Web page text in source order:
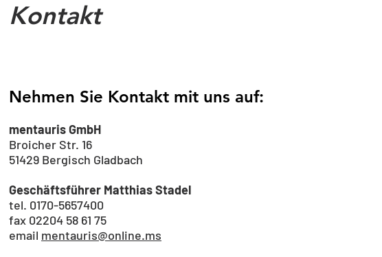
Kontakt
Nehmen Sie Kontakt mit uns auf:
mentauris GmbH
Broicher Str. 16
51429 Bergisch Gladbach
Geschäftsführer Matthias Stadel
tel. 0170-5657400
fax 02204 58 61 75
email mentauris@online.ms